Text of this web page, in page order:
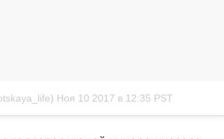
Ноя 10 2017 в 12:35 PST